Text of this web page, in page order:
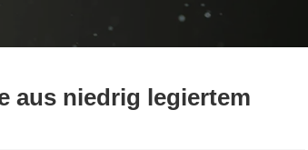
aus niedrig legiertem